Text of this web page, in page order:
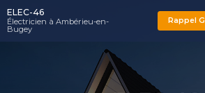
Aller
au
contenu
ELEC-46
Électricien à Ambérieu-en-
Bugey
Rappel